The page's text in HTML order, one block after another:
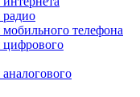
радио
телефона
цифрового